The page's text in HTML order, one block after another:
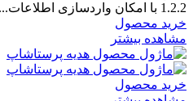
1.2.2 با امکان واردسازی اطلاعات...
خرید محصول
مشاهده بیشتر
خرید محصول